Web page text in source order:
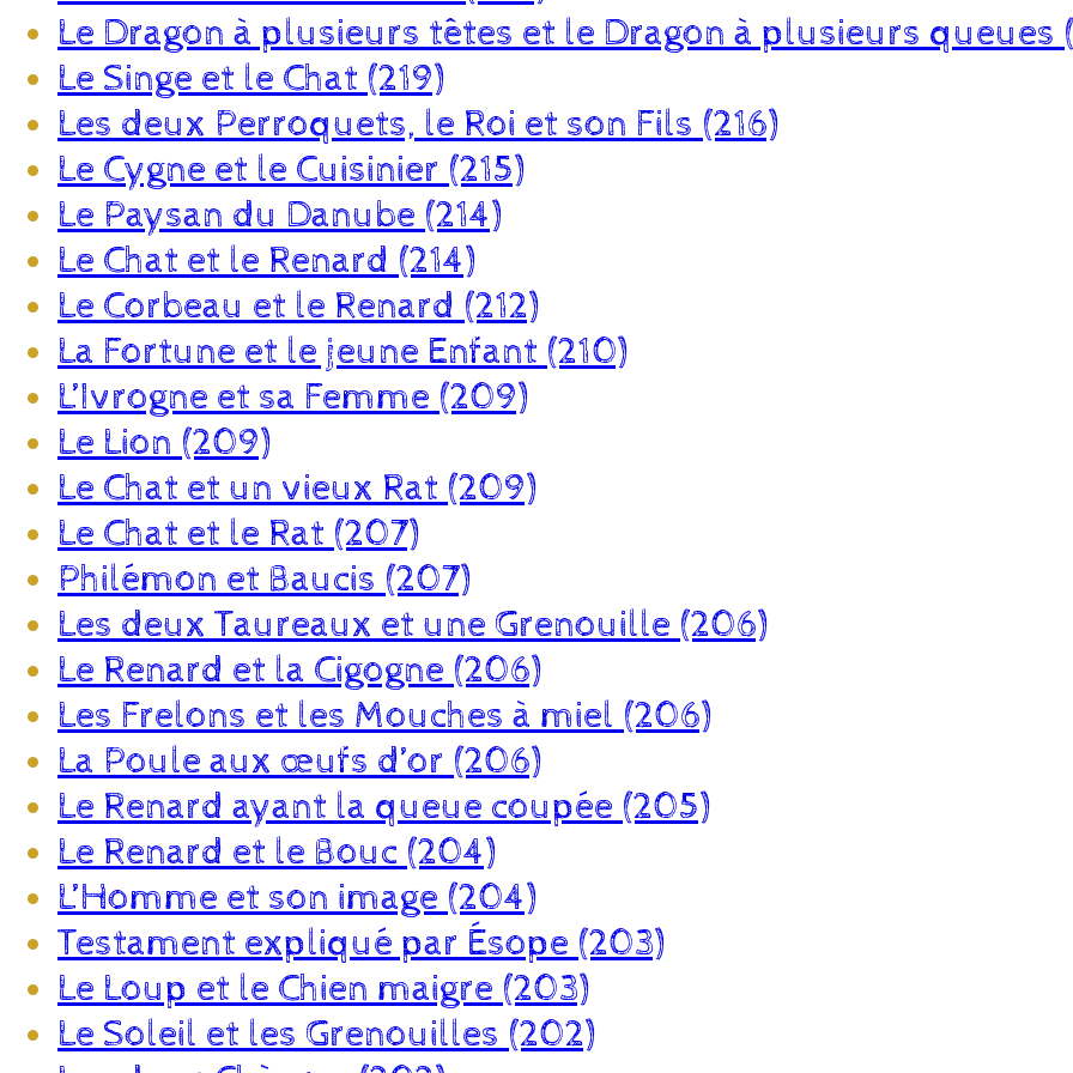
Le Dragon à plusieurs têtes et le Dragon à plusieurs queues
Le Singe et le Chat (219)
Les deux Perroquets, le Roi et son Fils (216)
Le Cygne et le Cuisinier (215)
Le Paysan du Danube (214)
Le Chat et le Renard (214)
Le Corbeau et le Renard (212)
La Fortune et le jeune Enfant (210)
L’Ivrogne et sa Femme (209)
Le Lion (209)
Le Chat et un vieux Rat (209)
Le Chat et le Rat (207)
Philémon et Baucis (207)
Les deux Taureaux et une Grenouille (206)
Le Renard et la Cigogne (206)
Les Frelons et les Mouches à miel (206)
La Poule aux œufs d’or (206)
Le Renard ayant la queue coupée (205)
Le Renard et le Bouc (204)
L’Homme et son image (204)
Testament expliqué par Ésope (203)
Le Loup et le Chien maigre (203)
Le Soleil et les Grenouilles (202)